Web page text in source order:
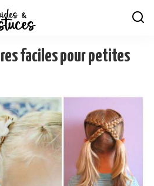
faciles pour petites